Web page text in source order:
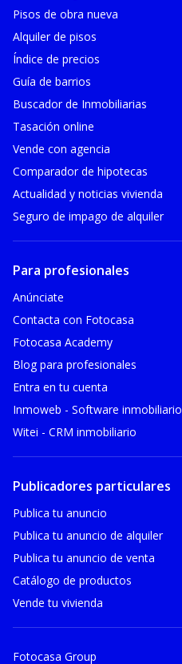
Pisos de obra nueva
Alquiler de pisos
Índice de precios
Guía de barrios
Buscador de Inmobiliarias
Tasación online
Vende con agencia
Comparador de hipotecas
Actualidad y noticias vivienda
Seguro de impago de alquiler
Para profesionales
Anúnciate
Contacta con Fotocasa
Fotocasa Academy
Blog para profesionales
Entra en tu cuenta
Inmoweb - Software inmobiliario
Witei - CRM inmobiliario
Publicadores particulares
Publica tu anuncio
Publica tu anuncio de alquiler
Publica tu anuncio de venta
Catálogo de productos
Vende tu vivienda
Fotocasa Group